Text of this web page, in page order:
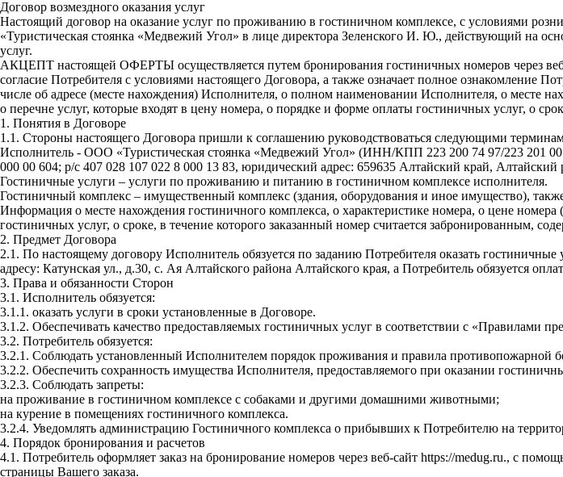
Договор возмездного оказания услуг
Настоящий договор на оказание услуг по проживанию в гостиничном комплексе, с условиями
«Туристическая стоянка «Медвежий Угол» в лице директора Зеленского И. Ю., действующий на
услуг.
АКЦЕПТ настоящей ОФЕРТЫ осуществляется путем бронирования гостиничных номеров через
согласие Потребителя с условиями настоящего Договора, а также означает полное ознакомление
числе об адресе (месте нахождения) Исполнителя, о полном наименовании Исполнителя, о месте
о перечне услуг, которые входят в цену номера, о порядке и форме оплаты гостиничных услуг, о
1. Понятия в Договоре
1.1. Стороны настоящего Договора пришли к соглашению руководствоваться следующими
Исполнитель - ООО «Туристическая стоянка «Медвежий Угол» (ИНН/КПП 223 200 74 97/223 201
000 00 604; р/с 407 028 107 022 8 000 13 83, юридический адрес: 659635 Алтайский край, Алтайский
Гостиничные услуги – услуги по проживанию и питанию в гостиничном комплексе исполнителя.
Гостиничный комплекс – имущественный комплекс (здания, оборудования и иное имущество),
Информация о месте нахождения гостиничного комплекса, о характеристике номера, о цене
гостиничных услуг, о сроке, в течение которого заказанный номер считается забронированным,
2. Предмет Договора
2.1. По настоящему договору Исполнитель обязуется по заданию Потребителя оказать
адресу: Катунская ул., д.30, с. Ая Алтайского района Алтайского края, а Потребитель обязуется
3. Права и обязанности Сторон
3.1. Исполнитель обязуется:
3.1.1. оказать услуги в сроки установленные в Договоре.
3.1.2. Обеспечивать качество предоставляемых гостиничных услуг в соответствии с «Правилами
3.2. Потребитель обязуется:
3.2.1. Соблюдать установленный Исполнителем порядок проживания и правила противопожарной
3.2.2. Обеспечить сохранность имущества Исполнителя, предоставляемого при оказании
3.2.3. Соблюдать запреты:
на проживание в гостиничном комплексе с собаками и другими домашними животными;
на курение в помещениях гостиничного комплекса.
3.2.4. Уведомлять администрацию Гостиничного комплекса о прибывших к Потребителю на
4. Порядок бронирования и расчетов
4.1. Потребитель оформляет заказ на бронирование номеров через веб-сайт https://medug.ru., с
страницы Вашего заказа.